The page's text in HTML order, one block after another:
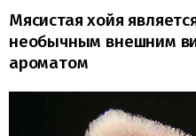
Мясистая хойя
необычным внешним
ароматом